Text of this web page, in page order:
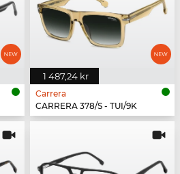
1 487,24 kr
Carrera
CARRERA 378/S - TUI/9K